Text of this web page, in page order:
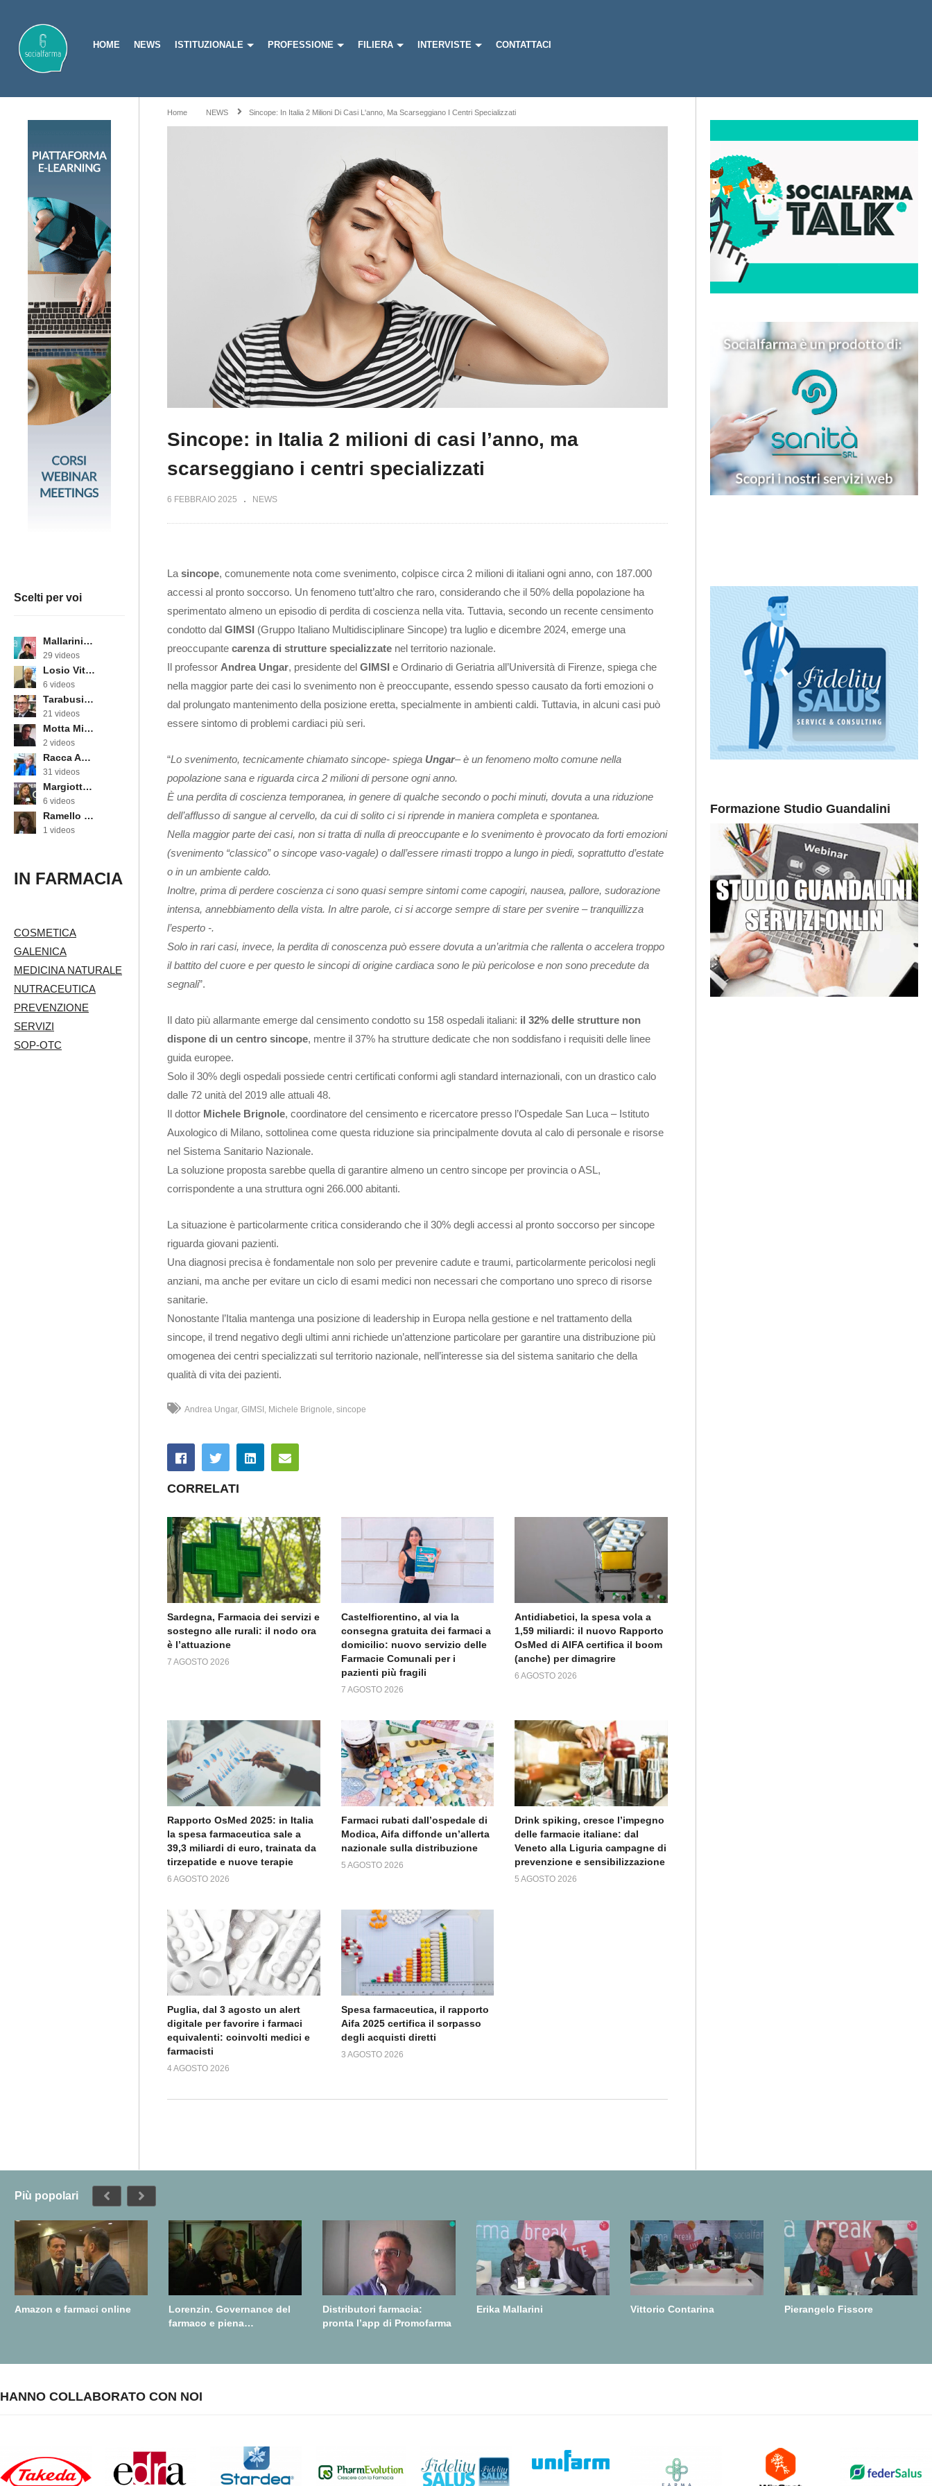
HOME NEWS ISTITUZIONALE PROFESSIONE FILIERA INTERVISTE CONTATTACI
Scelti per voi
Mallarini Erika
29 videos
Losio Vittorino
6 videos
Tarabusi Marcello
21 videos
Motta Michele
2 videos
Racca Annarosa
31 videos
Margiotta Angela
6 videos
Ramello Cinzia
1 videos
IN FARMACIA
COSMETICA
GALENICA
MEDICINA NATURALE
NUTRACEUTICA
PREVENZIONE
SERVIZI
SOP-OTC
Home NEWS Sincope: In Italia 2 Milioni Di Casi L'anno, Ma Scarseggiano I Centri Specializzati
Sincope: in Italia 2 milioni di casi l’anno, ma
scarseggiano i centri specializzati
6 FEBBRAIO 2025 NEWS
La sincope, comunemente nota come svenimento, colpisce circa 2 milioni di italiani ogni anno, con 187.000
accessi al pronto soccorso. Un fenomeno tutt’altro che raro, considerando che il 50% della popolazione ha
sperimentato almeno un episodio di perdita di coscienza nella vita. Tuttavia, secondo un recente censimento
condotto dal GIMSI (Gruppo Italiano Multidisciplinare Sincope) tra luglio e dicembre 2024, emerge una
preoccupante carenza di strutture specializzate nel territorio nazionale.
Il professor Andrea Ungar, presidente del GIMSI e Ordinario di Geriatria all’Università di Firenze, spiega che
nella maggior parte dei casi lo svenimento non è preoccupante, essendo spesso causato da forti emozioni o
dal prolungato mantenimento della posizione eretta, specialmente in ambienti caldi. Tuttavia, in alcuni casi può
essere sintomo di problemi cardiaci più seri.
“Lo svenimento, tecnicamente chiamato sincope- spiega Ungar– è un fenomeno molto comune nella
popolazione sana e riguarda circa 2 milioni di persone ogni anno.
È una perdita di coscienza temporanea, in genere di qualche secondo o pochi minuti, dovuta a una riduzione
dell’afflusso di sangue al cervello, da cui di solito ci si riprende in maniera completa e spontanea.
Nella maggior parte dei casi, non si tratta di nulla di preoccupante e lo svenimento è provocato da forti emozioni
(svenimento “classico” o sincope vaso-vagale) o dall’essere rimasti troppo a lungo in piedi, soprattutto d’estate
o in un ambiente caldo.
Inoltre, prima di perdere coscienza ci sono quasi sempre sintomi come capogiri, nausea, pallore, sudorazione
intensa, annebbiamento della vista. In altre parole, ci si accorge sempre di stare per svenire – tranquillizza
l’esperto -.
Solo in rari casi, invece, la perdita di conoscenza può essere dovuta a un’aritmia che rallenta o accelera troppo
il battito del cuore e per questo le sincopi di origine cardiaca sono le più pericolose e non sono precedute da
segnali”.
Il dato più allarmante emerge dal censimento condotto su 158 ospedali italiani: il 32% delle strutture non
dispone di un centro sincope, mentre il 37% ha strutture dedicate che non soddisfano i requisiti delle linee
guida europee.
Solo il 30% degli ospedali possiede centri certificati conformi agli standard internazionali, con un drastico calo
dalle 72 unità del 2019 alle attuali 48.
Il dottor Michele Brignole, coordinatore del censimento e ricercatore presso l’Ospedale San Luca – Istituto
Auxologico di Milano, sottolinea come questa riduzione sia principalmente dovuta al calo di personale e risorse
nel Sistema Sanitario Nazionale.
La soluzione proposta sarebbe quella di garantire almeno un centro sincope per provincia o ASL,
corrispondente a una struttura ogni 266.000 abitanti.
La situazione è particolarmente critica considerando che il 30% degli accessi al pronto soccorso per sincope
riguarda giovani pazienti.
Una diagnosi precisa è fondamentale non solo per prevenire cadute e traumi, particolarmente pericolosi negli
anziani, ma anche per evitare un ciclo di esami medici non necessari che comportano uno spreco di risorse
sanitarie.
Nonostante l’Italia mantenga una posizione di leadership in Europa nella gestione e nel trattamento della
sincope, il trend negativo degli ultimi anni richiede un’attenzione particolare per garantire una distribuzione più
omogenea dei centri specializzati sul territorio nazionale, nell’interesse sia del sistema sanitario che della
qualità di vita dei pazienti.
Andrea Ungar GIMSI Michele Brignole sincope
CORRELATI
Sardegna, Farmacia dei servizi e
sostegno alle rurali: il nodo ora
è l’attuazione
7 AGOSTO 2026
Castelfiorentino, al via la
consegna gratuita dei farmaci a
domicilio: nuovo servizio delle
Farmacie Comunali per i
pazienti più fragili
7 AGOSTO 2026
Antidiabetici, la spesa vola a
1,59 miliardi: il nuovo Rapporto
OsMed di AIFA certifica il boom
(anche) per dimagrire
6 AGOSTO 2026
Rapporto OsMed 2025: in Italia
la spesa farmaceutica sale a
39,3 miliardi di euro, trainata da
tirzepatide e nuove terapie
6 AGOSTO 2026
Farmaci rubati dall’ospedale di
Modica, Aifa diffonde un’allerta
nazionale sulla distribuzione
5 AGOSTO 2026
Drink spiking, cresce l’impegno
delle farmacie italiane: dal
Veneto alla Liguria campagne di
prevenzione e sensibilizzazione
5 AGOSTO 2026
Puglia, dal 3 agosto un alert
digitale per favorire i farmaci
equivalenti: coinvolti medici e
farmacisti
4 AGOSTO 2026
Spesa farmaceutica, il rapporto
Aifa 2025 certifica il sorpasso
degli acquisti diretti
3 AGOSTO 2026
Formazione Studio Guandalini
Più popolari
Amazon e farmaci online
Lorenzin. Governance del
farmaco e piena
Distributori farmacia:
pronta l’app di Promofarma
Erika Mallarini Vittorio Contarina Pierangelo Fissore
HANNO COLLABORATO CON NOI